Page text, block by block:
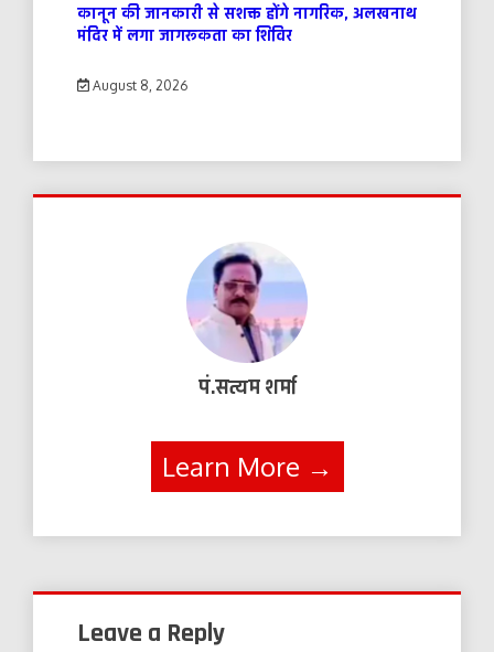
कानून की जानकारी से सशक्त होंगे नागरिक, अलखनाथ
मंदिर में लगा जागरूकता का शिविर
August 8, 2026
पं.सत्यम शर्मा
Learn More →
Leave a Reply